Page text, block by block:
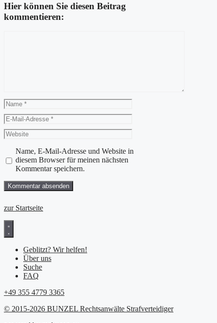
Hier können Sie diesen Beitrag
kommentieren:
Name
E-
Mail-
Adresse
Website
Name, E-Mail-Adresse und Website in
diesem Browser für meinen nächsten
Kommentar speichern.
zur Startseite
Geblitzt? Wir helfen!
Über uns
Suche
FAQ
+49 355 4779 3365
© 2015-2026 BUNZEL Rechtsanwälte Strafverteidiger